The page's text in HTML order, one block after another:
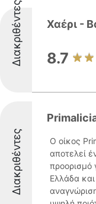
Διακριθέντες Χαέρι -
8.7
Διακριθέντες
Ο οίκος
αποτελεί
προορισμό
Ελλάδα